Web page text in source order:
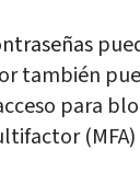
también
para